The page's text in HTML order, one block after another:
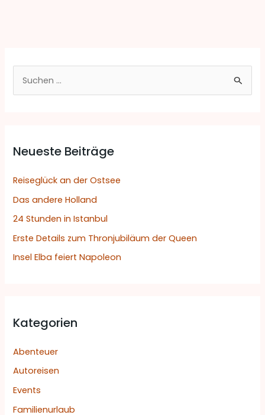
u
e
n
a
c
h
:
Neueste Beiträge
Reiseglück an der Ostsee
Das andere Holland
24 Stunden in Istanbul
Erste Details zum Thronjubiläum der Queen
Insel Elba feiert Napoleon
Kategorien
Abenteuer
Autoreisen
Events
Familienurlaub